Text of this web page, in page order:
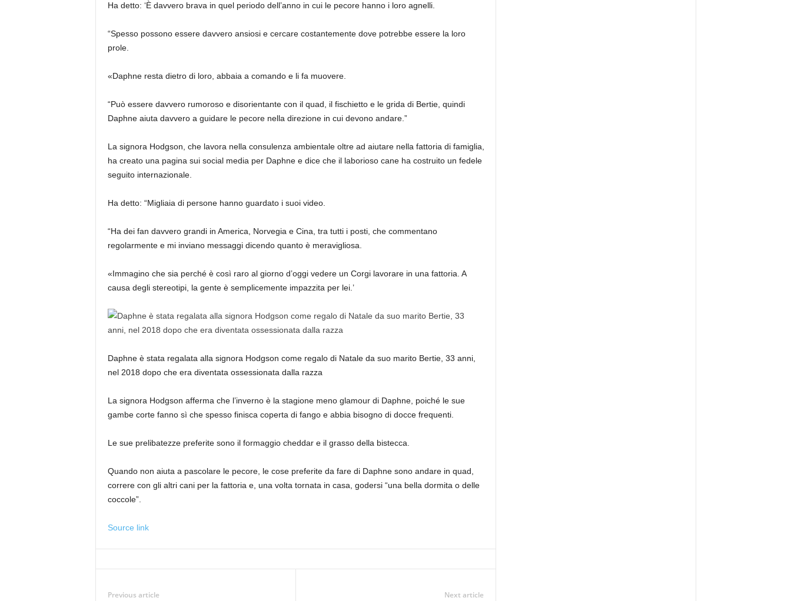
Ha detto: ‘È davvero brava in quel periodo dell’anno in cui le pecore hanno i loro agnelli.
“Spesso possono essere davvero ansiosi e cercare costantemente dove potrebbe essere la loro
prole.
«Daphne resta dietro di loro, abbaia a comando e li fa muovere.
“Può essere davvero rumoroso e disorientante con il quad, il fischietto e le grida di Bertie, quindi
Daphne aiuta davvero a guidare le pecore nella direzione in cui devono andare.”
La signora Hodgson, che lavora nella consulenza ambientale oltre ad aiutare nella fattoria di famiglia,
ha creato una pagina sui social media per Daphne e dice che il laborioso cane ha costruito un fedele
seguito internazionale.
Ha detto: “Migliaia di persone hanno guardato i suoi video.
“Ha dei fan davvero grandi in America, Norvegia e Cina, tra tutti i posti, che commentano
regolarmente e mi inviano messaggi dicendo quanto è meravigliosa.
«Immagino che sia perché è così raro al giorno d’oggi vedere un Corgi lavorare in una fattoria. A
causa degli stereotipi, la gente è semplicemente impazzita per lei.’
Daphne è stata regalata alla signora Hodgson come regalo di Natale da suo marito Bertie, 33 anni,
nel 2018 dopo che era diventata ossessionata dalla razza
La signora Hodgson afferma che l’inverno è la stagione meno glamour di Daphne, poiché le sue
gambe corte fanno sì che spesso finisca coperta di fango e abbia bisogno di docce frequenti.
Le sue prelibatezze preferite sono il formaggio cheddar e il grasso della bistecca.
Quando non aiuta a pascolare le pecore, le cose preferite da fare di Daphne sono andare in quad,
correre con gli altri cani per la fattoria e, una volta tornata in casa, godersi “una bella dormita o delle
coccole”.
Source link
Previous article Next article